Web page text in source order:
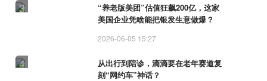
3
“养老版美团”估值狂飙200亿，这家
美国企业凭啥能把银发生意做爆？
2026-06-05 15:27
4
从出行到陪诊，滴滴要在老年赛道复
刻“网约车”神话？